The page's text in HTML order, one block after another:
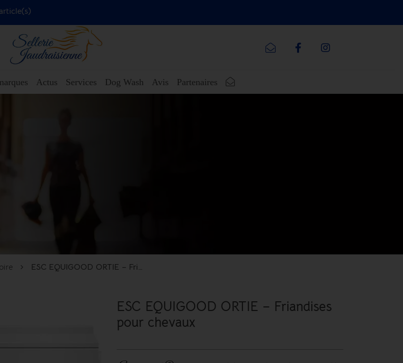
Actus Services Dog Wash Avis Partenaires
ESC EQUIGOOD ORTIE – Friandises pour chevaux
ESC EQUIGOOD ORTIE – Friandises
pour chevaux